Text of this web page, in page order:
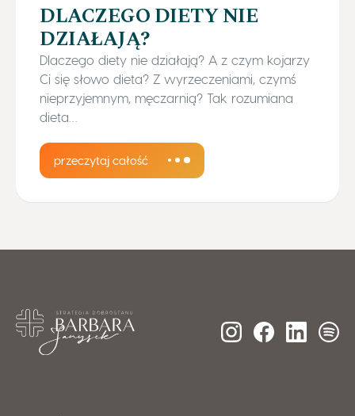
DLACZEGO DIETY NIE
DZIAŁAJĄ?
Dlaczego diety nie działają? A z czym kojarzy
Ci się słowo dieta? Z wyrzeczeniami, czymś
nieprzyjemnym, męczarnią? Tak rozumiana
dieta…
przeczytaj całość